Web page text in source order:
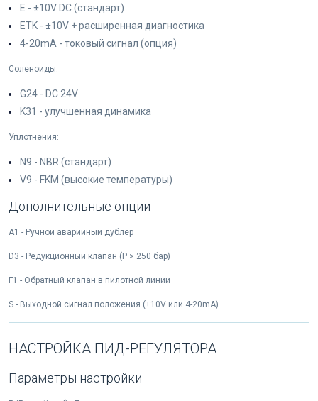
E - ±10V DC (стандарт)
ETK - ±10V + расширенная диагностика
4-20mA - токовый сигнал (опция)
Соленоиды:
G24 - DC 24V
K31 - улучшенная динамика
Уплотнения:
N9 - NBR (стандарт)
V9 - FKM (высокие температуры)
Дополнительные опции
A1 - Ручной аварийный дублер
D3 - Редукционный клапан (P > 250 бар)
F1 - Обратный клапан в пилотной линии
S - Выходной сигнал положения (±10V или 4-20mA)
НАСТРОЙКА ПИД-РЕГУЛЯТОРА
Параметры настройки